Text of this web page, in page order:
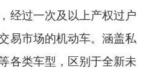
经过一次及以上产权过户
易市场的机动车。涵盖私
各类车型，区别于全新未